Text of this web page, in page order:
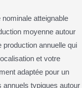
atteignable
moyenne autour
annuelle qui
et votre
adaptée pour un
annuels typiques autour